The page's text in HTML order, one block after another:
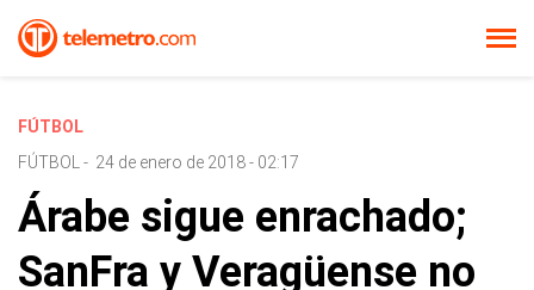
FÚTBOL
FÚTBOL
- 24 de enero de 2018 - 02:17
Árabe sigue enrachado;
SanFra y Veragüense no